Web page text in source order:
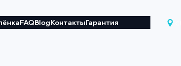
FAQBlogКонтактыГарантия